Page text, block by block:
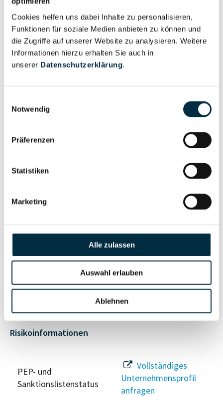
Cookies helfen uns dabei Inhalte zu personalisieren,
Funktionen für soziale Medien anbieten zu können und
die Zugriffe auf unserer Website zu analysieren. Weitere
Informationen hierzu erhalten Sie auch in
unserer Datenschutzerklärung.
Notwendig
Präferenzen
Statistiken
Marketing
Alle zulassen
Auswahl erlauben
Ablehnen
Wirtschaftlich
Berechtigter
Vollständiges
Unternehmensprofil
anfragen
Eigentums- und Kontrollstruktur
Vollständiges
Vollständiges
Unternehmensprofil
Wirtschaftlich
Berechtigten Pfad
Vollständiges
Unternehmensprofil
anfragen
Risikoinformationen
PEP- und
Sanktionslistenstatus
Vollständiges
Unternehmensprofil
anfragen